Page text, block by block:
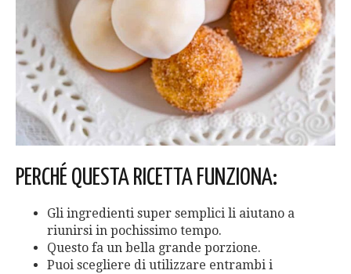
PERCHÉ QUESTA RICETTA FUNZIONA:
Gli ingredienti super semplici li aiutano a
riunirsi in pochissimo tempo.
Questo fa un bella grande porzione.
Puoi scegliere di utilizzare entrambi i